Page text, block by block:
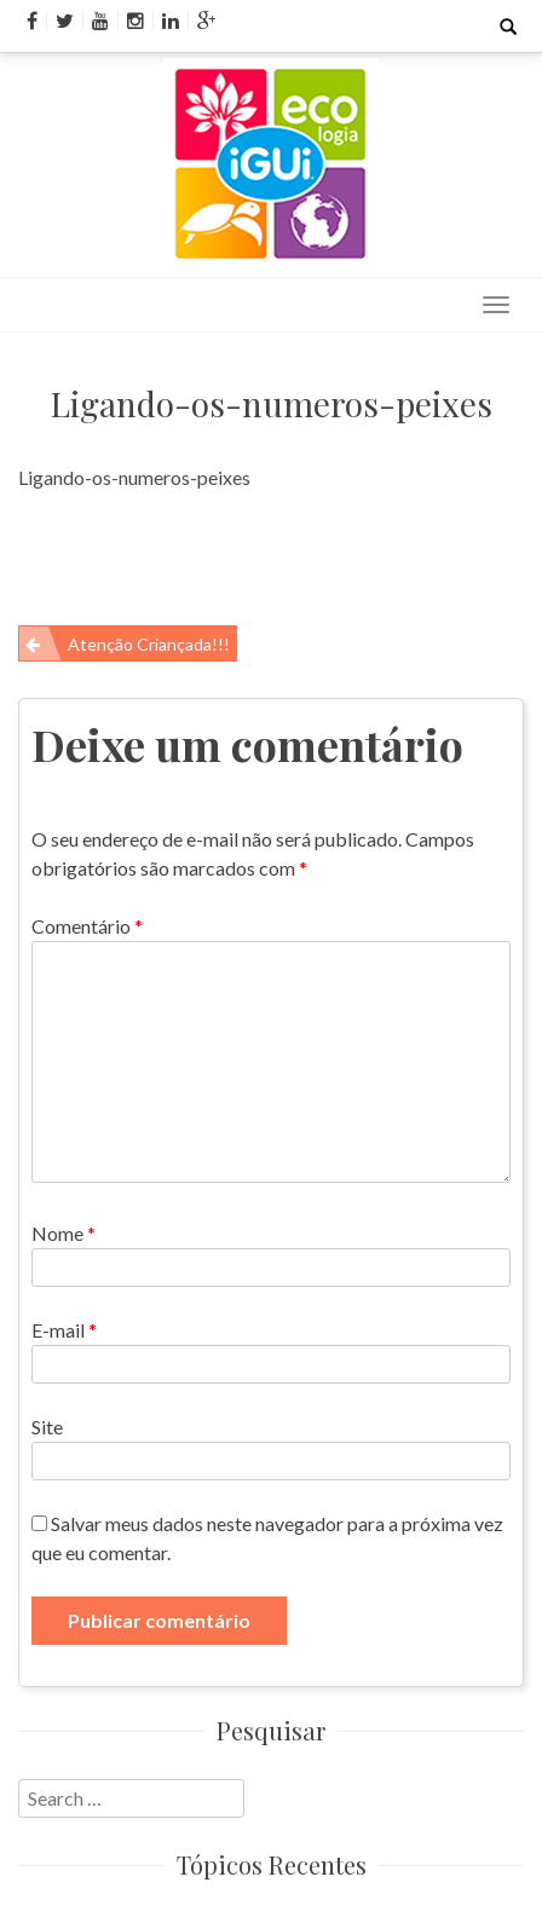
Skip
Search
Ligando-os-numeros-peixes
Ligando-os-numeros-peixes
Navegação
de
Post
Atenção Criançada!!!
Deixe um comentário
O seu endereço de e-mail não será publicado.Campos
obrigatórios são marcados com*
Comentário *
Nome*
E-mail*
Site
Salvar meus dados neste navegador para a próxima vez
que eu comentar.
Pesquisar
Search
for:
Tópicos Recentes